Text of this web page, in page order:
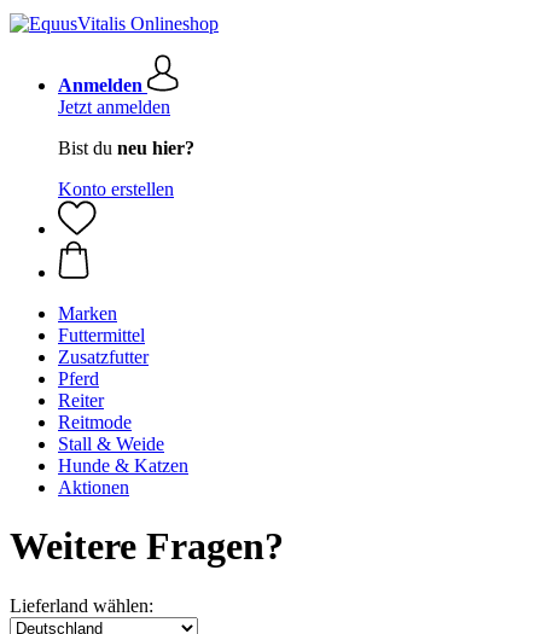
Anmelden
Jetzt anmelden
Bist du neu hier?
Konto erstellen
Marken
Futtermittel
Zusatzfutter
Pferd
Reiter
Reitmode
Stall & Weide
Hunde & Katzen
Aktionen
Weitere Fragen?
Lieferland wählen: